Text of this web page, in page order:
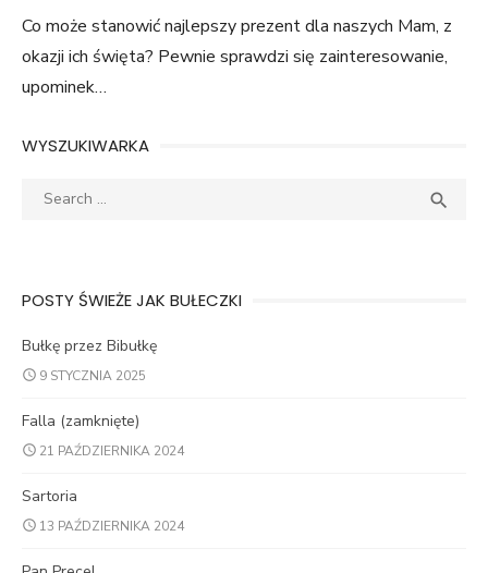
Co może stanowić najlepszy prezent dla naszych Mam, z
okazji ich święta? Pewnie sprawdzi się zainteresowanie,
upominek…
WYSZUKIWARKA
Search

POSTY ŚWIEŻE JAK BUŁECZKI
Bułkę przez Bibułkę
9 STYCZNIA 2025
Falla (zamknięte)
21 PAŹDZIERNIKA 2024
Sartoria
13 PAŹDZIERNIKA 2024